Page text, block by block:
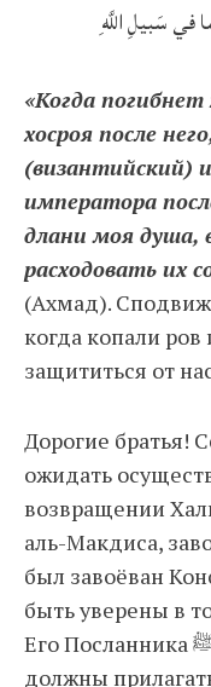
في سَبيلِ اللَّهِ
«Когда погибнет
хосроя после
(византийский)
императора
длани моя душа,
расходовать их
(Ахмад).
когда копали
защититься от
Дорогие братья!
ожидать
возвращении
аль-Макдиса,
был завоёван
быть уверены в
Его Посланника ﷺ непременно сбудутся, и
должны